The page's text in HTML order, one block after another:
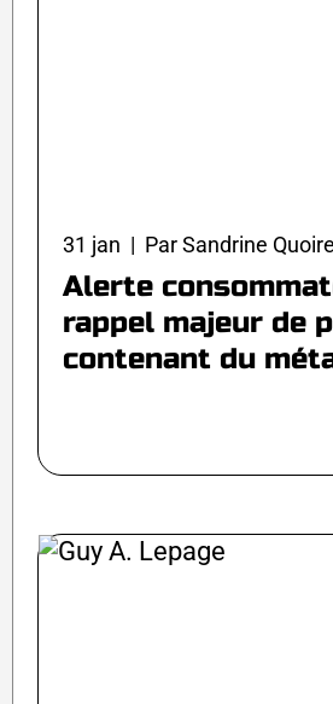
31 jan | Par Sandrine
Alerte
rappel majeur de
contenant du